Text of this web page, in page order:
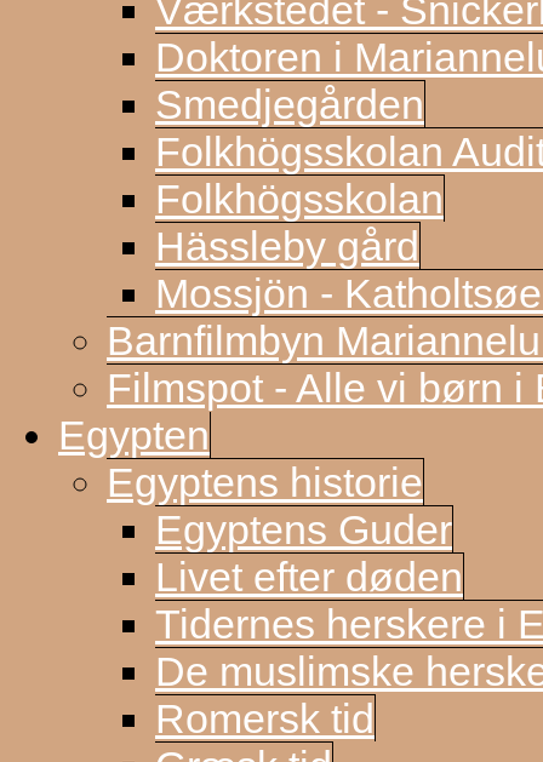
Værkstedet -
Doktoren i
Smedjegården
Folkhögsskolan
Folkhögsskolan
Hässleby gård
Mossjön -
Barnfilmbyn
Filmspot - Alle vi børn i
Egypten
Egyptens historie
Egyptens Guder
Livet efter døden
Tidernes herskere i
De muslimske
Romersk tid